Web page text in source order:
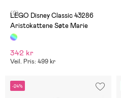
(0)
LEGO Disney Classic 43286
Aristokattene Søte Marie
342 kr
Veil. Pris: 499 kr
-24%